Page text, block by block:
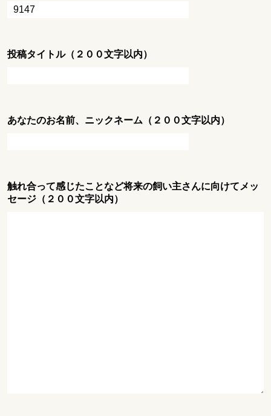
投稿タイトル（２００文字以内）
あなたのお名前、ニックネーム（２００文字以内）
触れ合って感じたことなど将来の飼い主さんに向けてメッ
セージ（２００文字以内）